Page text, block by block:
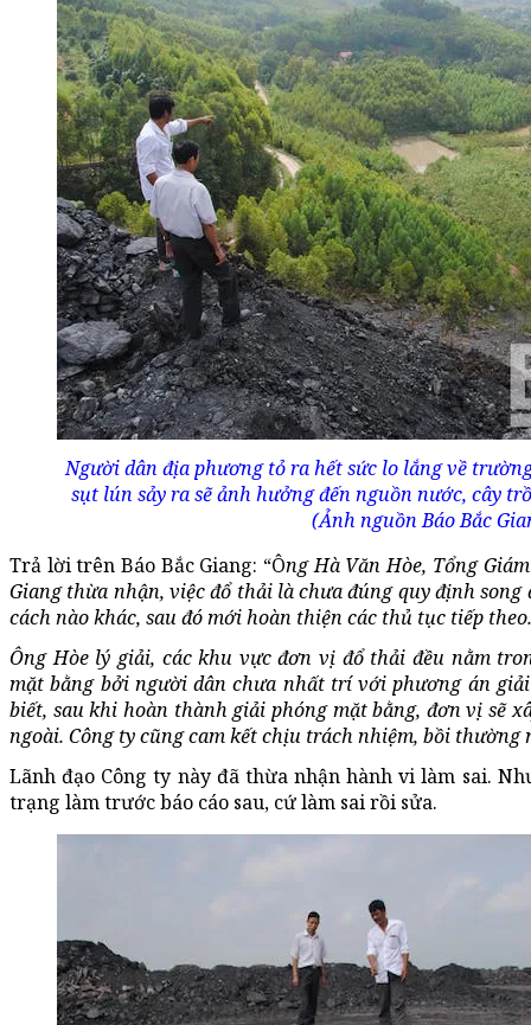
Người dân địa phương tỏ ra hết sức lo lắng về
sụt lún sảy ra sẽ ảnh hưởng đến nguồn nước, cây
(Ảnh nguồn Báo Bắc
Trả lời trên Báo Bắc Giang: “Ông Hà Văn Hòe, Tổng
Giang thừa nhận, việc đổ thải là chưa đúng quy định song
cách nào khác, sau đó mới hoàn thiện các thủ tục tiếp theo.
Ông Hòe lý giải, các khu vực đơn vị đổ thải đều nằm
mặt bằng bởi người dân chưa nhất trí với phương án
biết, sau khi hoàn thành giải phóng mặt bằng, đơn vị sẽ
ngoài. Công ty cũng cam kết chịu trách nhiệm, bồi thường
Lãnh đạo Công ty này đã thừa nhận hành vi làm sai.
trạng làm trước báo cáo sau, cứ làm sai rồi sửa.